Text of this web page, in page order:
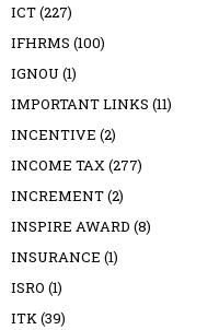
ICT(227)
IFHRMS (100)
IGNOU (1)
IMPORTANT LINKS (11)
INCENTIVE (2)
INCOME TAX(277)
INCREMENT(2)
INSPIRE AWARD (8)
INSURANCE (1)
ISRO (1)
ITK(39)